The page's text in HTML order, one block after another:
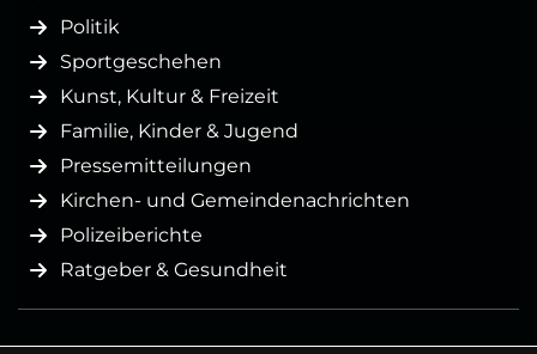
Politik
Sportgeschehen
Kunst, Kultur & Freizeit
Familie, Kinder & Jugend
Pressemitteilungen
Kirchen- und Gemeindenachrichten
Polizeiberichte
Ratgeber & Gesundheit